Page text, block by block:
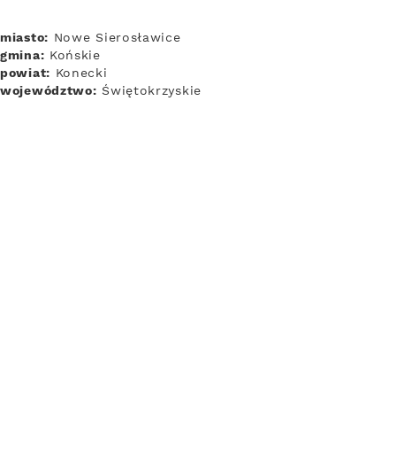
miasto: Nowe Sierosławice
gmina: Końskie
powiat: Konecki
województwo: Świętokrzyskie